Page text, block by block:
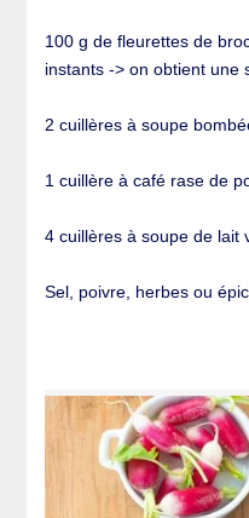
100 g de fleurettes de
instants -> on obtient une
2 cuillères à soupe
1 cuillère à café rase de
4 cuillères à soupe de lait
Sel, poivre, herbes ou